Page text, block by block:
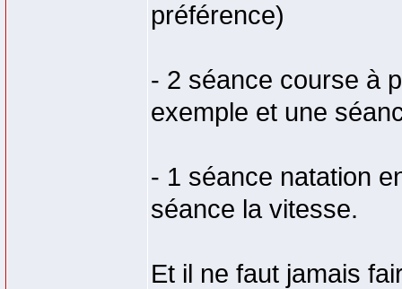
préférence)
- 2 séance course à
exemple et une
- 1 séance natation
séance la vitesse.
Et il ne faut jamais